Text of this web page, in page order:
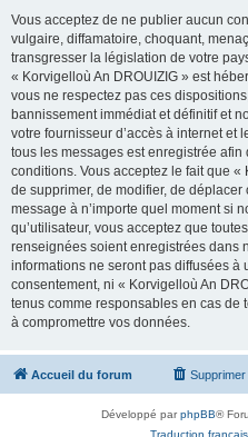
Vous acceptez de ne publier aucun
vulgaire, diffamatoire, choquant,
transgresser la législation de votre
« Korvigelloù An DROUIZIG » est
vous ne respectez pas ces
bannissement immédiat et définitif et
votre fournisseur d’accès à internet et
tous les messages est enregistrée afin
conditions. Vous acceptez le fait que
de supprimer, de modifier, de
message à n’importe quel moment si
qu’utilisateur, vous acceptez que
renseignées soient enregistrées dans
informations ne seront pas diffusées à
consentement, ni « Korvigelloù An
tenus comme responsables en cas de
à compromettre vos données.
Accueil du forum
Développé parphpBB®
Traduction